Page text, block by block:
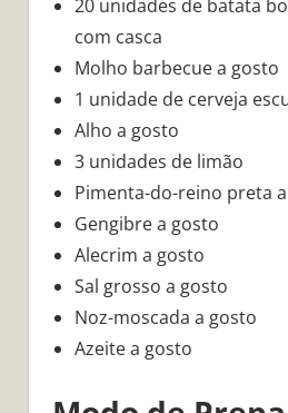
20 unidades de batata
com casca
Molho barbecue a gosto
1 unidade de cerveja
Alho a gosto
3 unidades de limão
Pimenta-do-reino preta
Gengibre a gosto
Alecrim a gosto
Sal grosso a gosto
Noz-moscada a gosto
Azeite a gosto